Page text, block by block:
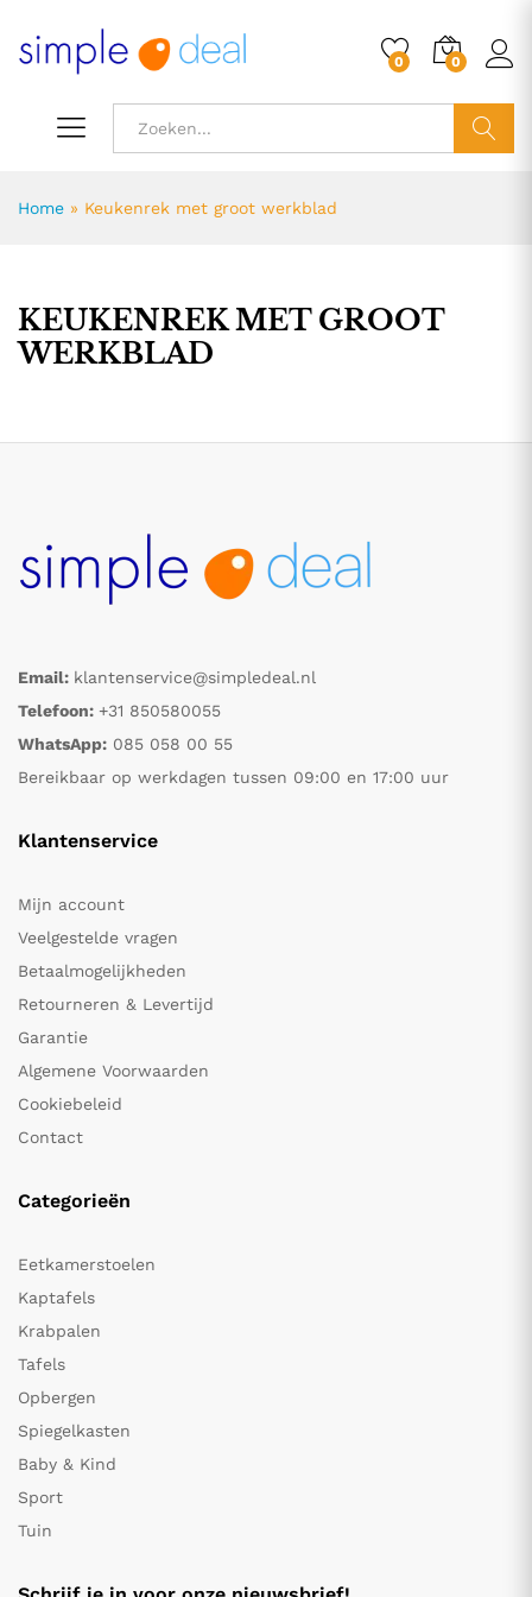
0 0
Home » Keukenrek met groot werkblad
KEUKENREK MET GROOT
WERKBLAD
Email: klantenservice@simpledeal.nl
Telefoon: +31 850580055
WhatsApp: 085 058 00 55
Bereikbaar op werkdagen tussen 09:00 en 17:00 uur
Klantenservice
Mijn account
Veelgestelde vragen
Betaalmogelijkheden
Retourneren & Levertijd
Garantie
Algemene Voorwaarden
Cookiebeleid
Contact
Categorieën
Eetkamerstoelen
Kaptafels
Krabpalen
Tafels
Opbergen
Spiegelkasten
Baby & Kind
Sport
Tuin